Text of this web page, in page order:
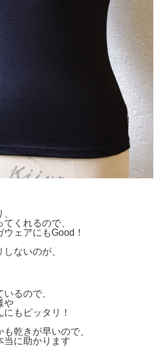
くれるので、
ェアにもGood！
ないのが、
るので、
や
もピッタリ！
乾きが早いので、
当に助かります